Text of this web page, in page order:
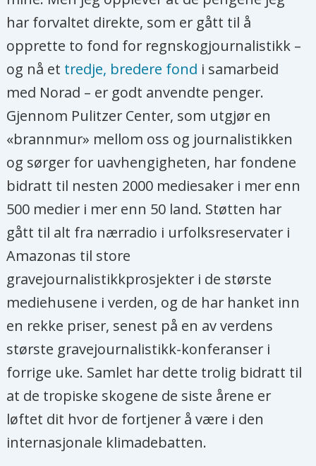
har forvaltet direkte, som er gått til å
opprette to fond for regnskogjournalistikk –
og nå et tredje, bredere fond i samarbeid
med Norad – er godt anvendte penger.
Gjennom Pulitzer Center, som utgjør en
«brannmur» mellom oss og journalistikken
og sørger for uavhengigheten, har fondene
bidratt til nesten 2000 mediesaker i mer enn
500 medier i mer enn 50 land. Støtten har
gått til alt fra nærradio i urfolksreservater i
Amazonas til store
gravejournalistikkprosjekter i de største
mediehusene i verden, og de har hanket inn
en rekke priser, senest på en av verdens
største gravejournalistikk-konferanser i
forrige uke. Samlet har dette trolig bidratt til
at de tropiske skogene de siste årene er
løftet dit hvor de fortjener å være i den
internasjonale klimadebatten.